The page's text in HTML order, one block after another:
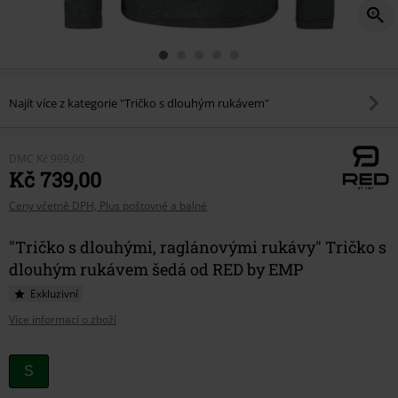
Najít více z kategorie "Tričko s dlouhým rukávem"
DMC Kč 999,00
Kč 739,00
Ceny včetně DPH, Plus poštovné a balné
"Tričko s dlouhými, raglánovými rukávy" Tričko s
dlouhým rukávem šedá od RED by EMP
Exkluzivní
Více informací o zboží
Vyberte
si
S